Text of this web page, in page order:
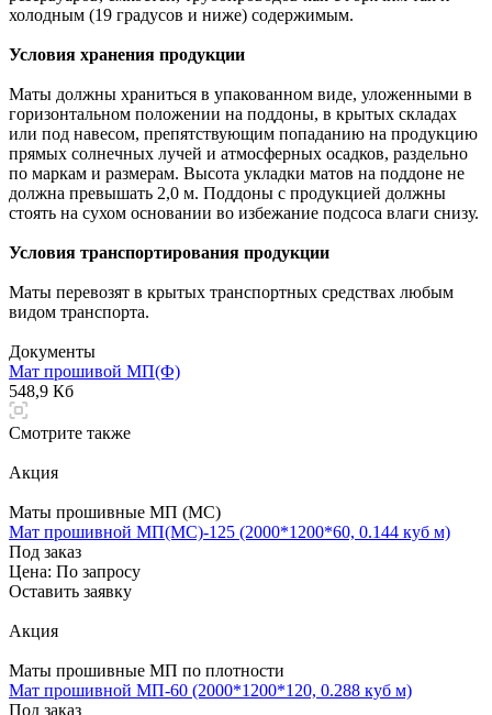
холодным (19 градусов и ниже) содержимым.
Условия хранения продукции
Маты должны храниться в упакованном виде, уложенными в
горизонтальном положении на поддоны, в крытых складах
или под навесом, препятствующим попаданию на продукцию
прямых солнечных лучей и атмосферных осадков, раздельно
по маркам и размерам. Высота укладки матов на поддоне не
должна превышать 2,0 м. Поддоны с продукцией должны
стоять на сухом основании во избежание подсоса влаги снизу.
Условия транспортирования продукции
Маты перевозят в крытых транспортных средствах любым
видом транспорта.
Документы
Мат прошивой МП(Ф)
548,9 Кб
Смотрите также
Акция
Маты прошивные МП (МС)
Мат прошивной МП(МС)-125 (2000*1200*60, 0.144 куб м)
Под заказ
Цена: По запросу
Оставить заявку
Акция
Маты прошивные МП по плотности
Мат прошивной МП-60 (2000*1200*120, 0.288 куб м)
Под заказ